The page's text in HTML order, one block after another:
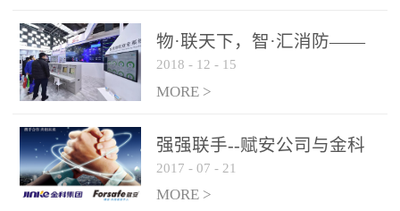
力和闲难，同时也将造成
巨大的经济损失和社会影
响，基至还会造成人员伤
亡。图像型火灾探测器正
是针对这种高大空间建筑
物的消防设施、设备通过
现场图像的实时获取、预
处理和特征提取分析，实
物·联天下，智·汇消防——
赋安F&S 2018上海消防展圆
满落幕
2018 - 12 - 15
MORE >
强强联手--赋安公司与金科
集团达成战略合作协议
2017 - 07 - 21
MORE >